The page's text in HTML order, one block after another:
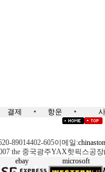
결제 • 항운 •
89014402-605이메일:
the 중국광주YAX핫픽스공
ebay microsoft